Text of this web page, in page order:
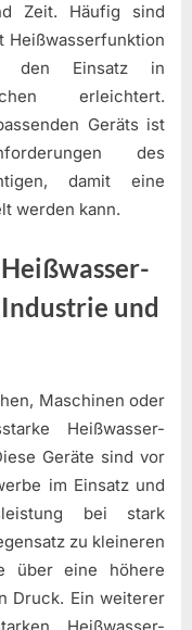
Zeit. Häufig sind
Heißwasserfunktion
den Einsatz in
erleichtert.
Geräts ist
des
damit eine
werden kann.
und
Maschinen oder
Heißwasser-
Geräte sind vor
im Einsatz und
bei stark
zu kleineren
über eine höhere
Druck. Ein weiterer